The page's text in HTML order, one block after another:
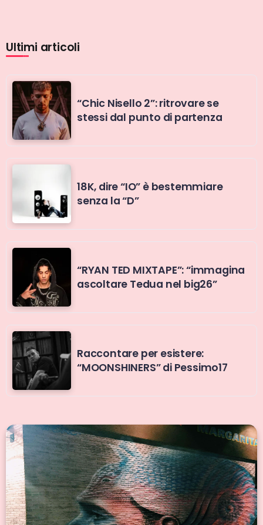
Ultimi articoli
“Chic Nisello 2”: ritrovare se
stessi dal punto di partenza
18K, dire “IO” è bestemmiare
senza la “D”
“RYAN TED MIXTAPE”: “immagina
ascoltare Tedua nel big26”
Raccontare per esistere:
“MOONSHINERS” di Pessimo17